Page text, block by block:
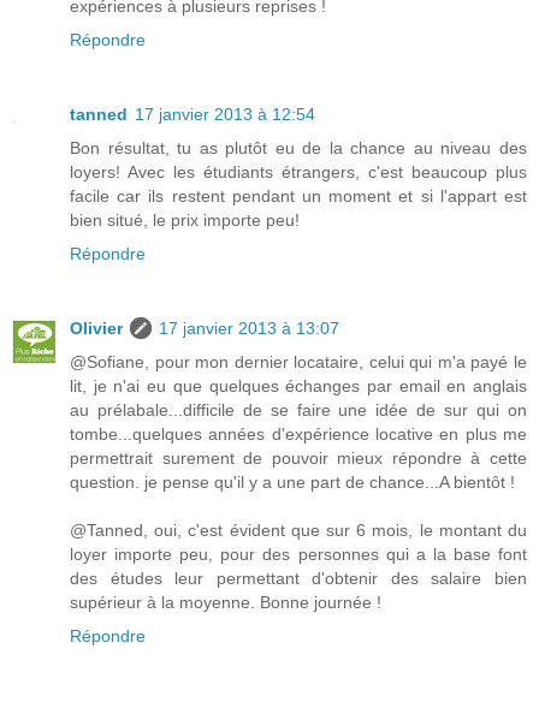
expériences à plusieurs reprises !
Répondre
tanned 17 janvier 2013 à 12:54
Bon résultat, tu as plutôt eu de la chance au niveau des
loyers! Avec les étudiants étrangers, c'est beaucoup plus
facile car ils restent pendant un moment et si l'appart est
bien situé, le prix importe peu!
Répondre
Olivier
17 janvier 2013 à 13:07
@Sofiane, pour mon dernier locataire, celui qui m'a payé le
lit, je n'ai eu que quelques échanges par email en anglais
au prélabale...difficile de se faire une idée de sur qui on
tombe...quelques années d'expérience locative en plus me
permettrait surement de pouvoir mieux répondre à cette
question. je pense qu'il y a une part de chance...A bientôt !
@Tanned, oui, c'est évident que sur 6 mois, le montant du
loyer importe peu, pour des personnes qui a la base font
des études leur permettant d'obtenir des salaire bien
supérieur à la moyenne. Bonne journée !
Répondre